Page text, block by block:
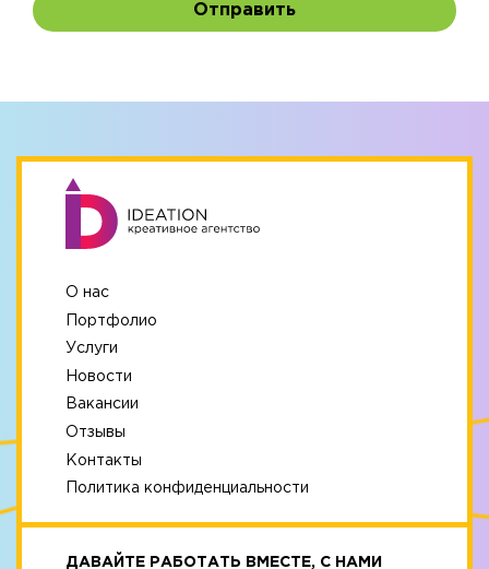
Отправить
О нас
Портфолио
Услуги
Новости
Вакансии
Отзывы
Контакты
Политика конфиденциальности
ДАВАЙТЕ РАБОТАТЬ ВМЕСТЕ, С НАМИ